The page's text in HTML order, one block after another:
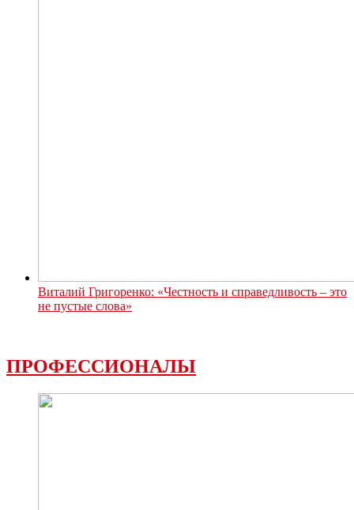
Виталий Григоренко: «Честность и справедливость – это
не пустые слова»
ПРОФЕССИОНАЛЫ